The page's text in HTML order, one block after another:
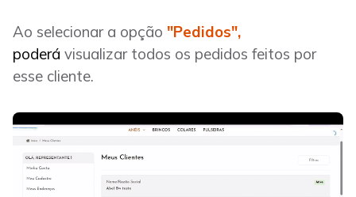
Ao selecionar a opção "Pedidos",
poderá visualizar todos os pedidos feitos por
esse cliente.